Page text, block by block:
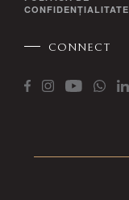
CONFIDENȚIALITATE
CONNECT